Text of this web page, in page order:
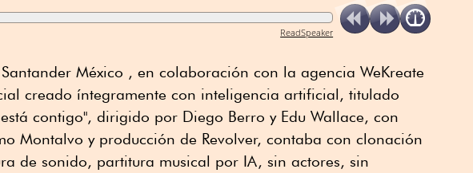
ReadSpeaker
México , en colaboración con la agencia WeKreate
creado íntegramente con inteligencia artificial, titulado
está contigo", dirigido por Diego Berro y Edu Wallace, con
Montalvo y producción de Revolver, contaba con clonación
de sonido, partitura musical por IA, sin actores, sin